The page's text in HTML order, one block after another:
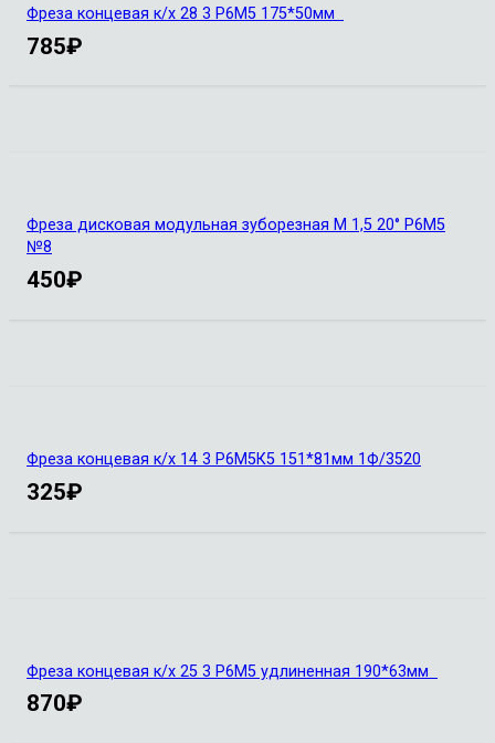
Фреза концевая к/х 28 3 Р6М5 175*50мм
785₽
Фреза дисковая модульная зуборезная М 1,5 20° Р6М5
№8
450₽
Фреза концевая к/х 14 3 Р6М5К5 151*81мм 1Ф/3520
325₽
Фреза концевая к/х 25 3 Р6М5 удлиненная 190*63мм
870₽